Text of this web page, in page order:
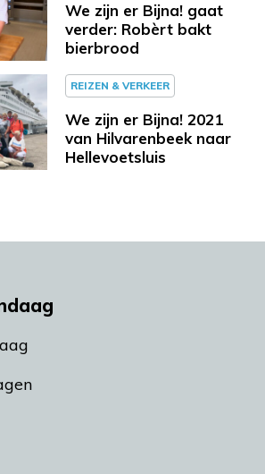
We zijn er Bijna! gaat
verder: Robèrt bakt
bierbrood
REIZEN & VERKEER
We zijn er Bijna! 2021
van Hilvarenbeek naar
Hellevoetsluis